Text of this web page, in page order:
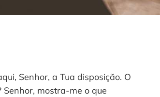
Senhor, a Tua disposição. O
Senhor, mostra-me o que